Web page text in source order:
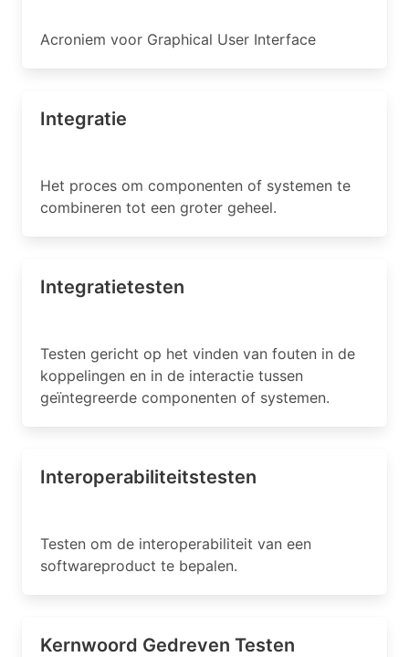
Acroniem voor Graphical User Interface
Integratie
Het proces om componenten of systemen te
combineren tot een groter geheel.
Integratietesten
Testen gericht op het vinden van fouten in de
koppelingen en in de interactie tussen
geïntegreerde componenten of systemen.
Interoperabiliteitstesten
Testen om de interoperabiliteit van een
softwareproduct te bepalen.
Kernwoord Gedreven Testen